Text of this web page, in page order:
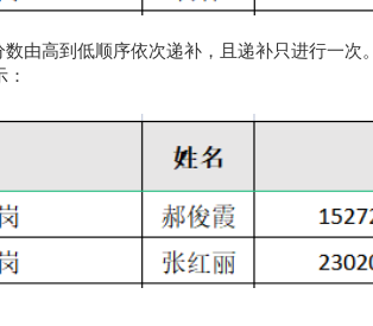
由高到低顺序依次递补，且递补只进行一次